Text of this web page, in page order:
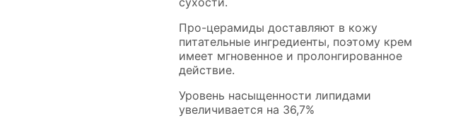
Про-церамиды доставляют в кожу
питательные ингредиенты, поэтому крем
имеет мгновенное и пролонгированное
действие.
Уровень насыщенности липидами
увеличивается на 36,7%